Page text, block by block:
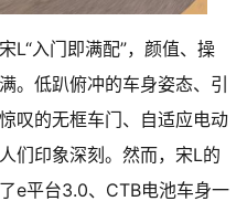
L“入门即满配”，颜值、操
。低趴俯冲的车身姿态、引
叹的无框车门、自适应电动
们印象深刻。然而，宋L的
e平台3.0、CTB电池车身一